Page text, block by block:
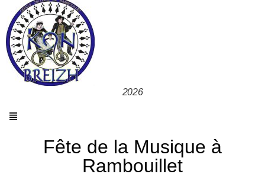
2026
Fête de la Musique à
Rambouillet